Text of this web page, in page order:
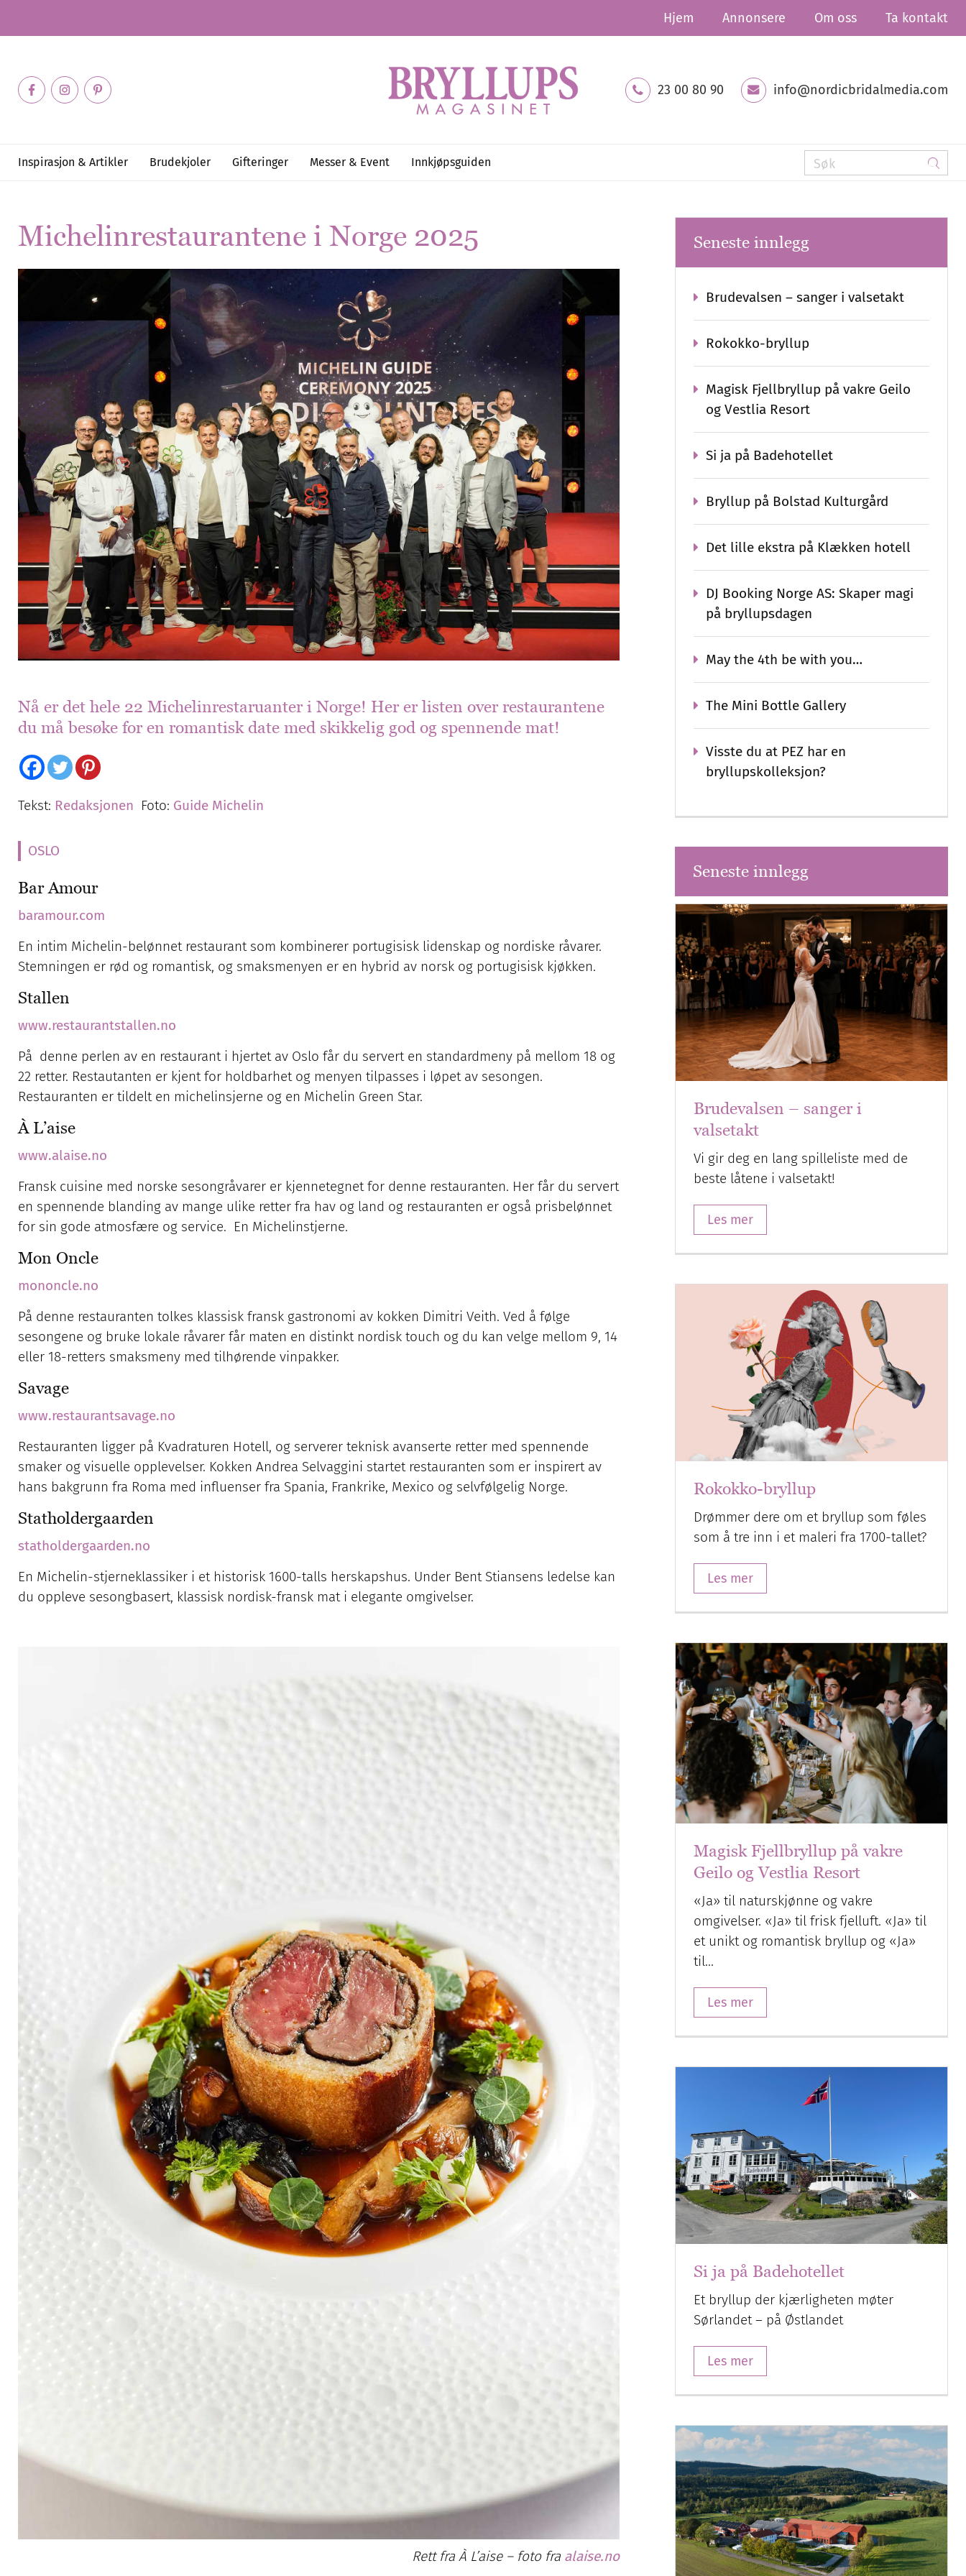
Hjem Annonsere Om oss Ta kontakt
23 00 80 90 info@nordicbridalmedia.com
Inspirasjon & Artikler Brudekjoler Gifteringer Messer & Event Innkjøpsguiden
Michelinrestaurantene i Norge 2025
Nå er det hele 22 Michelinrestaruanter i Norge! Her er listen over restaurantene
du må besøke for en romantisk date med skikkelig god og spennende mat!
Tekst: Redaksjonen Foto: Guide Michelin
OSLO
Bar Amour
baramour.com
En intim Michelin-belønnet restaurant som kombinerer portugisisk lidenskap og nordiske råvarer.
Stemningen er rød og romantisk, og smaksmenyen er en hybrid av norsk og portugisisk kjøkken.
Stallen
www.restaurantstallen.no
På denne perlen av en restaurant i hjertet av Oslo får du servert en standardmeny på mellom 18 og
22 retter. Restautanten er kjent for holdbarhet og menyen tilpasses i løpet av sesongen.
Restauranten er tildelt en michelinsjerne og en Michelin Green Star.
À L’aise
www.alaise.no
Fransk cuisine med norske sesongråvarer er kjennetegnet for denne restauranten. Her får du servert
en spennende blanding av mange ulike retter fra hav og land og restauranten er også prisbelønnet
for sin gode atmosfære og service. En Michelinstjerne.
Mon Oncle
mononcle.no
På denne restauranten tolkes klassisk fransk gastronomi av kokken Dimitri Veith. Ved å følge
sesongene og bruke lokale råvarer får maten en distinkt nordisk touch og du kan velge mellom 9, 14
eller 18-retters smaksmeny med tilhørende vinpakker.
Savage
www.restaurantsavage.no
Restauranten ligger på Kvadraturen Hotell, og serverer teknisk avanserte retter med spennende
smaker og visuelle opplevelser. Kokken Andrea Selvaggini startet restauranten som er inspirert av
hans bakgrunn fra Roma med influenser fra Spania, Frankrike, Mexico og selvfølgelig Norge.
Statholdergaarden
statholdergaarden.no
En Michelin-stjerneklassiker i et historisk 1600-talls herskapshus. Under Bent Stiansens ledelse kan
du oppleve sesongbasert, klassisk nordisk-fransk mat i elegante omgivelser.
Rett fra À L’aise – foto fra alaise.no
Seneste innlegg
Brudevalsen – sanger i valsetakt
Rokokko-bryllup
Magisk Fjellbryllup på vakre Geilo
og Vestlia Resort
Si ja på Badehotellet
Bryllup på Bolstad Kulturgård
Det lille ekstra på Klækken hotell
DJ Booking Norge AS: Skaper magi
på bryllupsdagen
May the 4th be with you…
The Mini Bottle Gallery
Visste du at PEZ har en
bryllupskolleksjon?
Seneste innlegg
Brudevalsen – sanger i
valsetakt
Vi gir deg en lang spilleliste med de
beste låtene i valsetakt!
Les mer
Rokokko-bryllup
Drømmer dere om et bryllup som føles
som å tre inn i et maleri fra 1700-tallet?
Les mer
Magisk Fjellbryllup på vakre
Geilo og Vestlia Resort
«Ja» til naturskjønne og vakre
omgivelser. «Ja» til frisk fjelluft. «Ja» til
et unikt og romantisk bryllup og «Ja»
til…
Les mer
Si ja på Badehotellet
Et bryllup der kjærligheten møter
Sørlandet – på Østlandet
Les mer